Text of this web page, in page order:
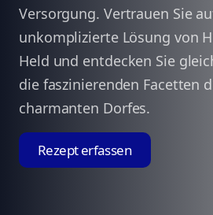
Versorgung. Vertrauen Sie
unkomplizierte Lösung von
Held und entdecken Sie
die faszinierenden Facetten
charmanten Dorfes.
Rezept erfassen